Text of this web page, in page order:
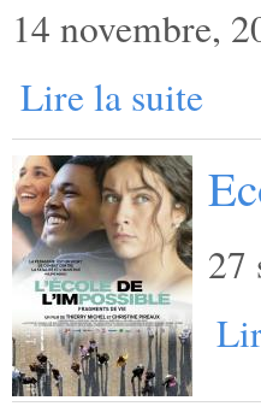
14 novembre,
Lire la suite
27